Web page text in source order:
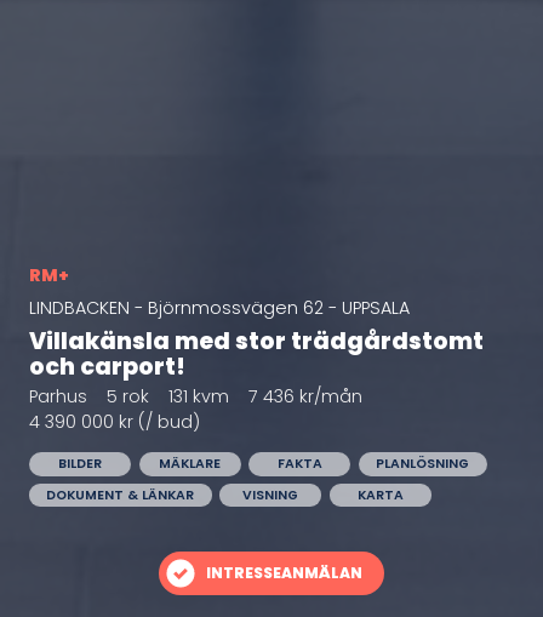
RM+
LINDBACKEN - Björnmossvägen 62 - UPPSALA
Villakänsla med stor trädgårdstomt
och carport!
Parhus 5 rok 131 kvm
7 436 kr/mån
4 390 000 kr (/ bud)
BILDER MÄKLARE FAKTA
PLANLÖSNING
DOKUMENT & LÄNKAR
VISNING KARTA
INTRESSEANMÄLAN